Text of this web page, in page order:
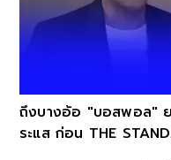
ถึงบางอ้อ "บอสพอล"
ระแส ก่อน THE